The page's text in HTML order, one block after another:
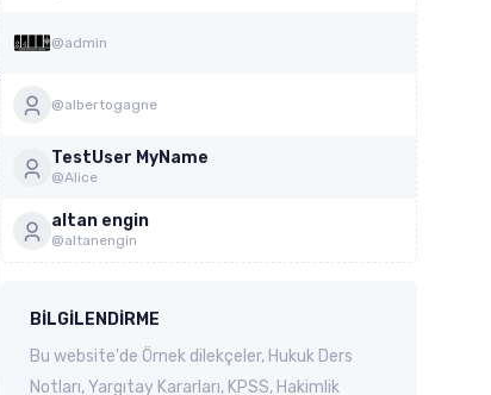
@admin
@albertogagne
TestUser MyName
@Alice
altan engin
@altanengin
BILGILENDIRME
Bu website'de Örnek dilekçeler, Hukuk Ders
Notları, Yargıtay Kararları, KPSS, Hakimlik